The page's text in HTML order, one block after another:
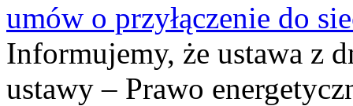
umów o przyłączenie do
Informujemy, że ustawa z
ustawy – Prawo